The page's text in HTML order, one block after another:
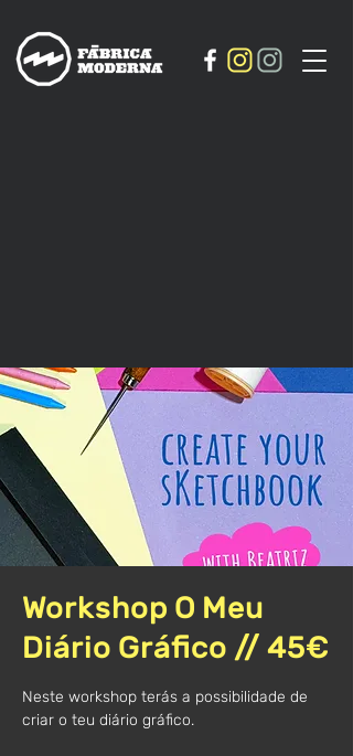
Workshop O Meu
Diário Gráfico // 45€
Neste workshop terás a possibilidade de
criar o teu diário gráfico.